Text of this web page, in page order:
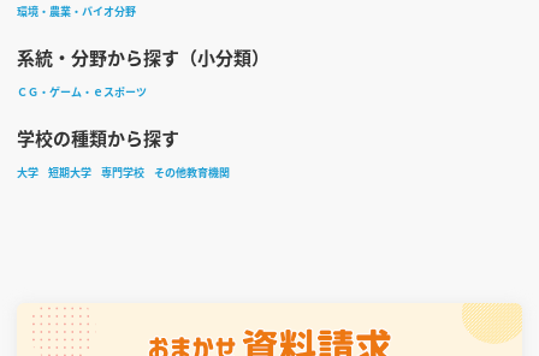
環境・農業・バイオ分野
系統・分野から探す（小分類）
ＣＧ・ゲーム・ｅスポーツ
学校の種類から探す
大学 短期大学 専門学校 その他教育機関